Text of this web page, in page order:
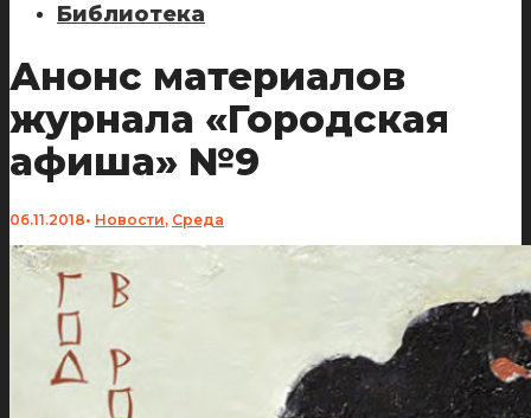
Библиотека
Анонс материалов
журнала «Городская
афиша» №9
06.11.2018• Новости, Среда